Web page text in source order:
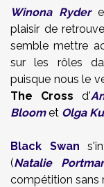
Winona Ryder
plaisir de
semble mettre
sur les rôles
puisque nous le
The Cross d'
Bloomet Olga
Black Swan
(Natalie
compétition sans